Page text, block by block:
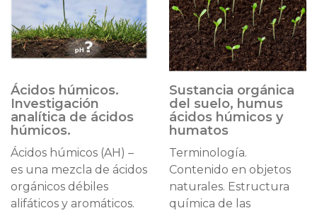
Ácidos húmicos.
Investigación
analítica de ácidos
húmicos.
Ácidos húmicos (AH) –
es una mezcla de ácidos
orgánicos débiles
alifáticos y aromáticos.
Sustancia orgánica
del suelo, humus
ácidos húmicos y
humatos
Terminología.
Contenido en objetos
naturales. Estructura
química de las